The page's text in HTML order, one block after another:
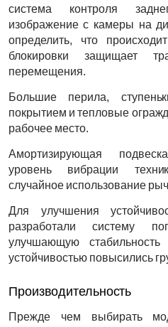
система контроля
изображение с камеры на
определить, что
блокировки защищает
перемещения.
Большие перила,
покрытием и тепловые
рабочее место.
Амортизирующая
уровень вибрации
случайное использование
Для улучшения
разработали систему
улучшающую
устойчивостью повысились
Производительность
Прежде чем выбирать